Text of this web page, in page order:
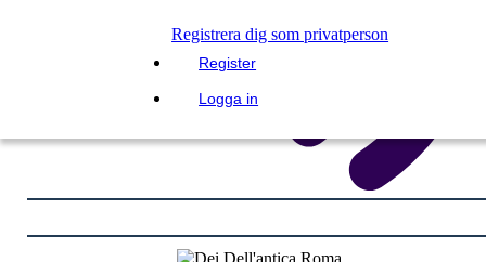
Registrera dig som privatperson
Register
Logga in